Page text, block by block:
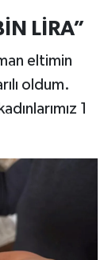
LİRA”
eltimin
oldum.
1